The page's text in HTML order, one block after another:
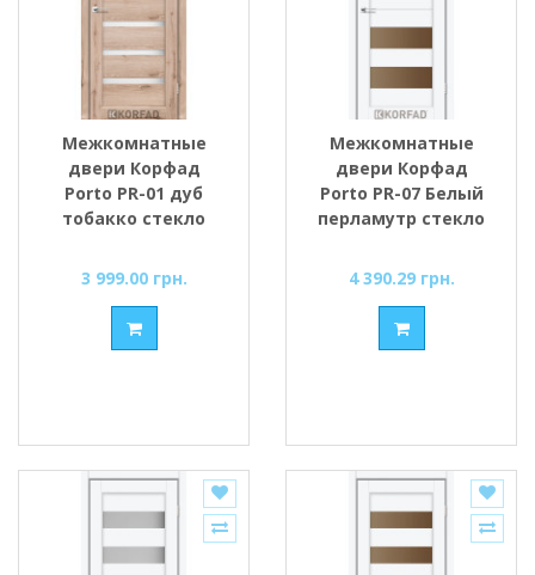
Межкомнатные
двери Корфад
Porto PR-01 дуб
тобакко стекло
3 999.00 грн.
Межкомнатные
двери Корфад
Porto PR-07 Белый
перламутр стекло
4 390.29 грн.